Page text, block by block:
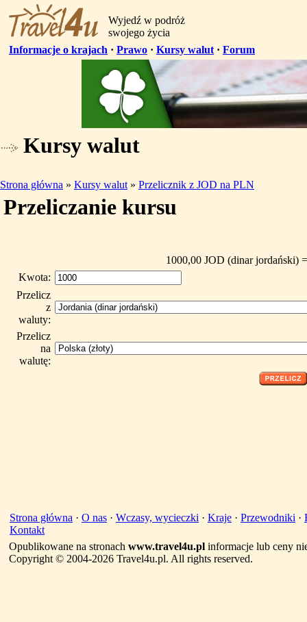
Wyjedź w podróż
swojego życia
Informacje o krajach · Prawo · Kursy walut · Forum
Kursy walut
Strona główna » Kursy walut » Przelicznik z JOD na PLN
Przeliczanie kursu
1000,00 JOD (dinar jordański)
Kwota:
Przelicz
z
waluty:
Przelicz
na
walutę:
Strona główna · O nas · Wczasy, wycieczki · Kraje · Przewodniki ·
Kontakt
Opublikowane na stronach www.travel4u.pl informacje lub ceny
Copyright © 2004-2026 Travel4u.pl. All rights reserved.